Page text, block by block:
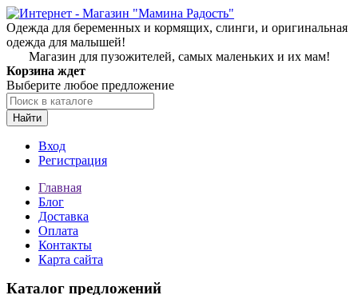
Одежда для беременных и кормящих, слинги, и оригинальная
одежда для малышей!
Магазин для пузожителей, самых маленьких и их мам!
Корзина ждет
Выберите любое предложение
Найти
Вход
Регистрация
Главная
Блог
Доставка
Оплата
Контакты
Карта сайта
Каталог предложений